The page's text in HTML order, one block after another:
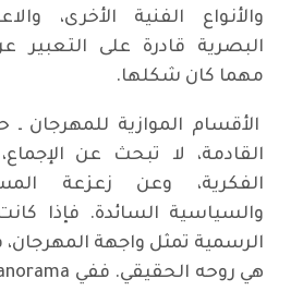
والأنواع الفنية الأخرى،
البصرية قادرة على التعبير
مهما كان شكلها.
الأقسام الموازية للمهرجان ـ
القادمة، لا تبحث عن
الفكرية، وعن زعزعة
والسياسية السائدة. فإذا
الرسمية تمثل واجهة المهرجان،